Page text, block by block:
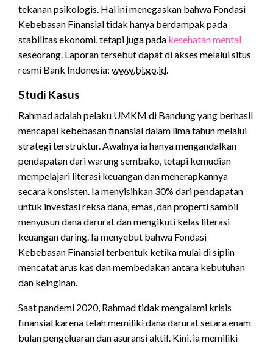
tekanan psikologis. Hal ini menegaskan bahwa Fondasi
Kebebasan Finansial tidak hanya berdampak pada
stabilitas ekonomi, tetapi juga pada kesehatan mental
seseorang. Laporan tersebut dapat di akses melalui situs
resmi Bank Indonesia: www.bi.go.id
Studi Kasus
Rahmad adalah pelaku UMKM di Bandung yang berhasil
mencapai kebebasan finansial dalam lima tahun melalui
strategi terstruktur. Awalnya ia hanya mengandalkan
pendapatan dari warung sembako, tetapi kemudian
mempelajari literasi keuangan dan menerapkannya
secara konsisten. Ia menyisihkan 30% dari pendapatan
untuk investasi reksa dana, emas, dan properti sambil
menyusun dana darurat dan mengikuti kelas literasi
keuangan daring. Ia menyebut bahwa Fondasi
Kebebasan Finansial terbentuk ketika mulai di siplin
mencatat arus kas dan membedakan antara kebutuhan
dan keinginan.
Saat pandemi 2020, Rahmad tidak mengalami krisis
finansial karena telah memiliki dana darurat setara enam
bulan pengeluaran dan asuransi aktif. Kini, ia memiliki